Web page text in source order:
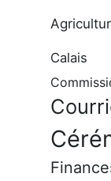
Calais